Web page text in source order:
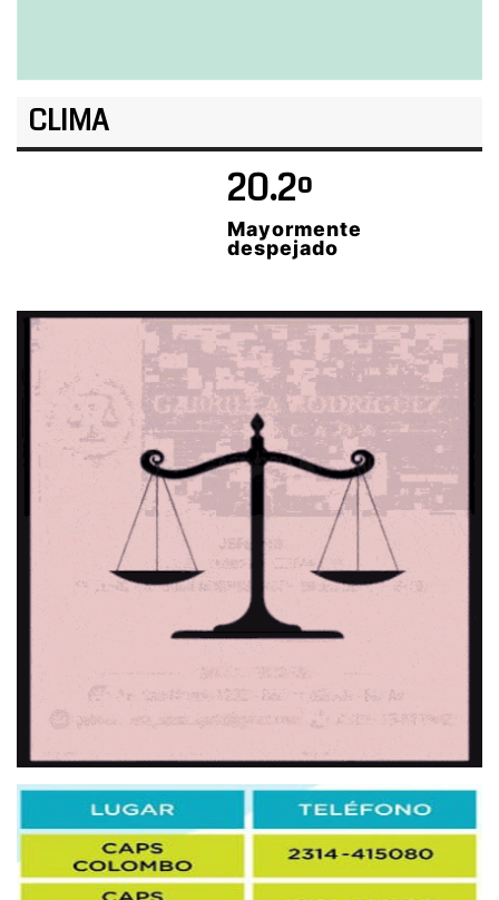
CLIMA
20.2º
Mayormente
despejado